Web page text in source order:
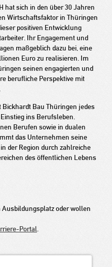
hat sich in den über 30 Jahren
Wirtschaftsfaktor in Thüringen
positiven Entwicklung
Ihr Engagement und
maßgeblich dazu bei, eine
Euro zu realisieren. Im
seinen engagierten und
berufliche Perspektive mit
Bickhardt Bau Thüringen jedes
ins Berufsleben.
Berufen sowie in dualen
das Unternehmen seine
der Region durch zahlreiche
des öffentlichen Lebens
Ausbildungsplatz oder wollen
Portal.